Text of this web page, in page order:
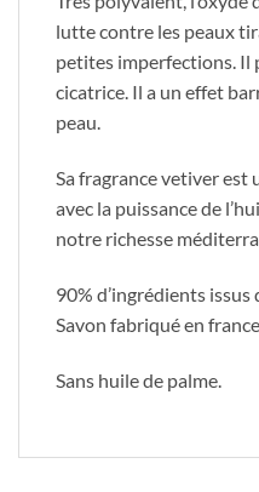
lutte contre les peaux
petites imperfections. Il
cicatrice. Il a un effet
peau.
Sa fragrance vetiver
avec la puissance de
notre richesse
90% d’ingrédients issus
Savon fabriqué en
Sans huile de palme.